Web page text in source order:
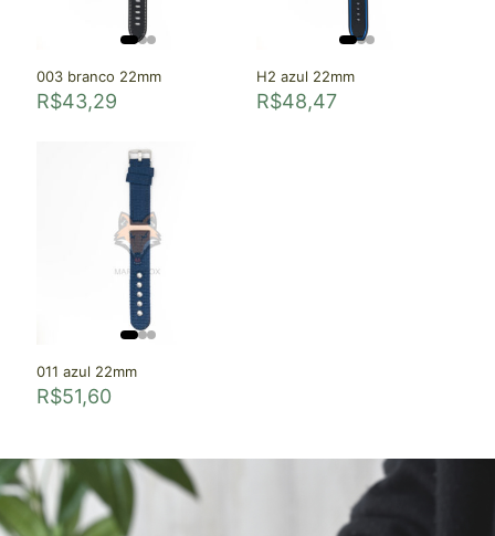
003 branco 22mm
R$43,29
H2 azul 22mm
R$48,47
011 azul 22mm
R$51,60